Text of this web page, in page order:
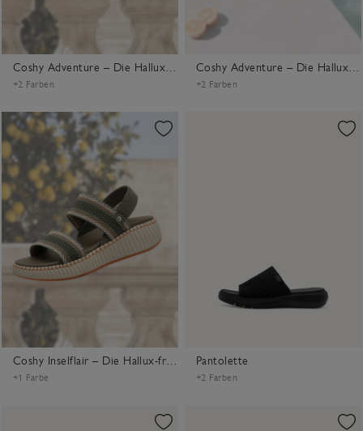
Coshy Adventure – Die Hallux-freundliche Sandale
+2 Farben
Coshy Adventure – Die Hallux-freundliche Sandale
+2 Farben
Coshy Inselflair – Die Hallux-freundliche Sandale
+1 Farbe
Pantolette
+2 Farben